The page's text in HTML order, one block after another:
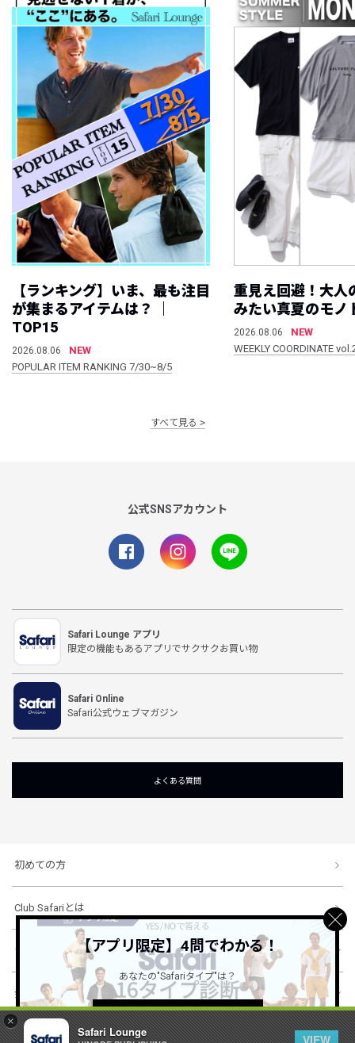
×
Safari Lounge
VIEW
【ランキング】いま、最も注目
が集まるアイテムは？ ｜
TOP15
2026.08.06
NEW
POPULAR ITEM RANKING 7/30~8/5
重見え回避！大人
みたい真夏のモノ
2026.08.06
NEW
WEEKLY COORDINATE
すべて見る
公式SNSアカウント
Safari Lounge アプリ
限定の機能もあるアプリでサクサクお買い物
Safari Online
Safari公式ウェブマガジン
よくある質問
初めての方
Club Safariとは
ショッピングガイド
会社概要・規約
【アプリ限定】4問でわかる！
あなたの"Safariタイプ"は？
詳しくはこちら ＞